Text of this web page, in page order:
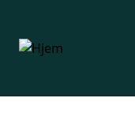
hovedindhold